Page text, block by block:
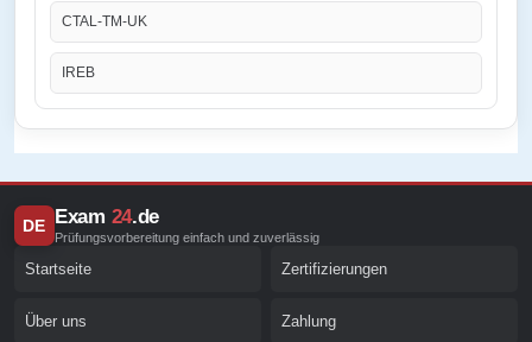
CTAL-TM-UK
IREB
DE Exam 24.de
Prüfungsvorbereitung einfach und zuverlässig
Startseite Zertifizierungen
Über uns Zahlung